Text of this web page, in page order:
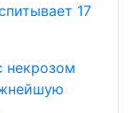
17
некрозом